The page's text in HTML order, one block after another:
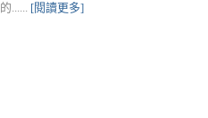
...... [閱讀更多]